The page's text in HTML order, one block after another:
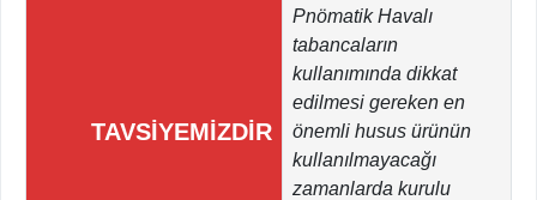
TAVSİYEMİZDİR
Pnömatik Havalı
tabancaların
kullanımında dikkat
edilmesi gereken en
önemli husus ürünün
kullanılmayacağı
zamanlarda kurulu